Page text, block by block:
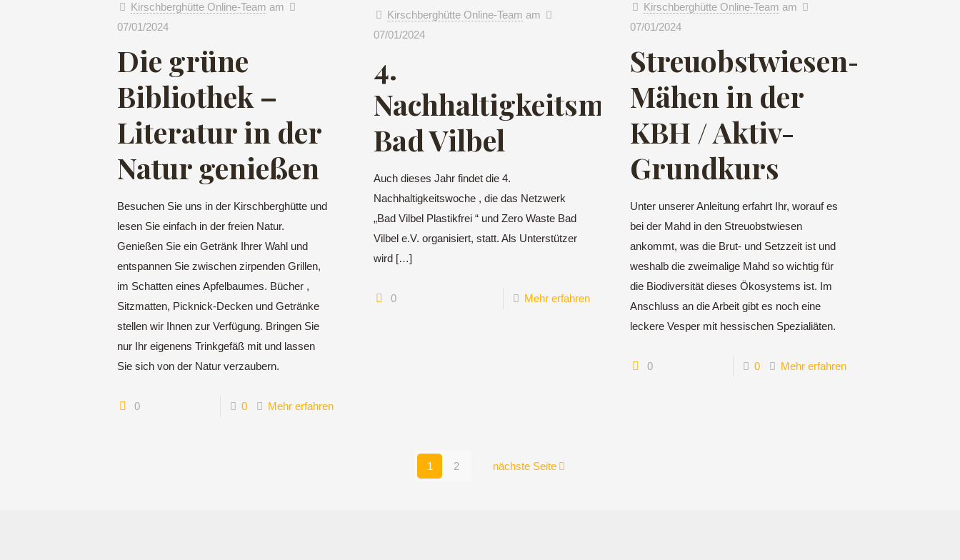
Kirschberghütte Online-Team am
07/01/2024
Die grüne
Bibliothek –
Literatur in der
Natur genießen
Besuchen Sie uns in der Kirschberghütte und
lesen Sie einfach in der freien Natur.
Genießen Sie ein Getränk Ihrer Wahl und
entspannen Sie zwischen zirpenden Grillen,
im Schatten eines Apfelbaumes. Bücher ,
Sitzmatten, Picknick-Decken und Getränke
stellen wir Ihnen zur Verfügung. Bringen Sie
nur Ihr eigenens Trinkgefäß mit und lassen
Sie sich von der Natur verzaubern.
0 0 Mehr erfahren
Kirschberghütte Online-Team am
07/01/2024
4.
Nachhaltigkeitsmesse
Bad Vilbel
Auch dieses Jahr findet die 4.
Nachhaltigkeitswoche , die das Netzwerk
„Bad Vilbel Plastikfrei “ und Zero Waste Bad
Vilbel e.V. organisiert, statt. Als Unterstützer
wird […]
0 Mehr erfahren
Kirschberghütte Online-Team am
07/01/2024
Streuobstwiesen-
Mähen in der
KBH / Aktiv-
Grundkurs
Unter unserer Anleitung erfahrt Ihr, worauf es
bei der Mahd in den Streuobstwiesen
ankommt, was die Brut- und Setzzeit ist und
weshalb die zweimalige Mahd so wichtig für
die Biodiversität dieses Ökosystems ist. Im
Anschluss an die Arbeit gibt es noch eine
leckere Vesper mit hessischen Spezialiäten.
0 0 Mehr erfahren
1 2 nächste Seite